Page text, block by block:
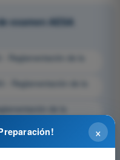
examen AESA
Reglamentación de la
- Reglamentación de la
de la
×